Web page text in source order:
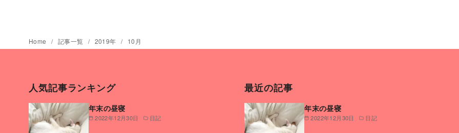
Home 記事一覧 2019年 10月
人気記事ランキング
2022年12月30日 日記
年末の昼寝
最近の記事
2022年12月30日 日記
年末の昼寝